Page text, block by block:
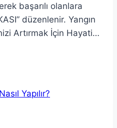
başarılı olanlara
düzenlenir. Yangın
Artırmak İçin Hayati…